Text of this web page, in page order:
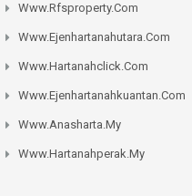
Www.rfsproperty.com
Www.ejenhartanahutara.com
Www.hartanahclick.com
Www.ejenhartanahkuantan.com
Www.anasharta.my
Www.hartanahperak.my